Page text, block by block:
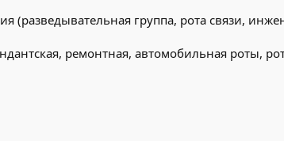
(разведывательная группа, рота связи,
ремонтная, автомобильная роты,